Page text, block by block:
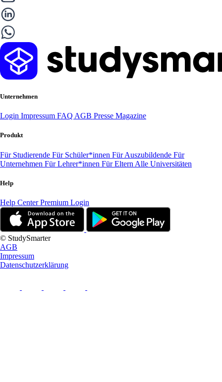
Unternehmen
Login Impressum FAQ AGB Presse Magazine
Produkt
Für Studierende Für Schüler*innen Für Auszubildende Für
Unternehmen Für Lehrer*innen Für Eltern Alle Universitäten
Help
Help CenterPremium Login
© StudySmarter
AGB
Impressum
Datenschutzerklärung